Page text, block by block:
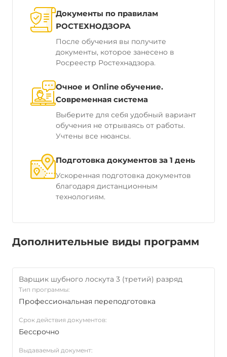
Документы по правилам
РОСТЕХНОДЗОРА
После обучения вы получите
документы, которое занесено в
Росреестр Ростехнадзора.
Очное и Online обучение.
Современная система
Выберите для себя удобный вариант
обучения не отрываясь от работы.
Учтены все нюансы.
Подготовка документов за 1 день
Ускоренная подготовка документов
благодаря дистанционным
технологиям.
Дополнительные виды программ
Варщик шубного лоскута 3 (третий) разряд
Тип программы:
Профессиональная переподготовка
Срок действия документов:
Бессрочно
Выдаваемый документ: